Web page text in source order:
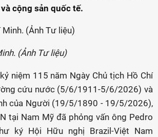
cộng sản quốc tế.
(Ảnh Tư liệu)
niệm 115 năm Ngày Chủ tịch Hồ Chí
cứu nước (5/6/1911-5/6/2026) và
của Người (19/5/1890 - 19/5/2026),
tại Nam Mỹ đã phỏng vấn ông Pedro
ký Hội Hữu nghị Brazil-Việt Nam